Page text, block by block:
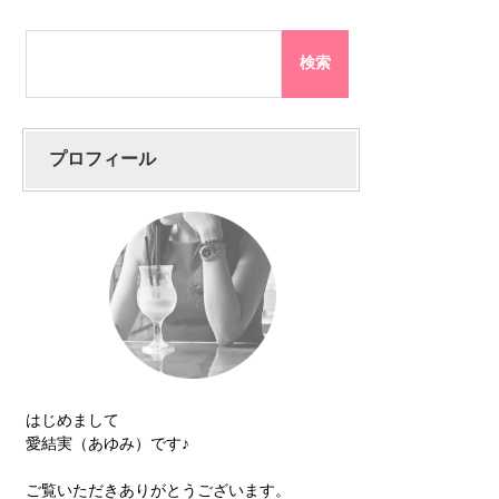
プロフィール
はじめまして
愛結実（あゆみ）です♪
ご覧いただきありがとうございます。